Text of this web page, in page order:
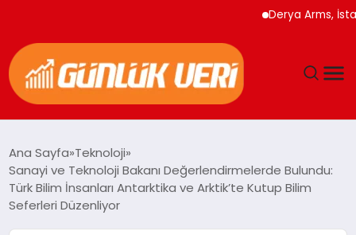
Derya Arms,
GÜNDEM
Ana Sayfa Teknoloji
Sanayi ve Teknoloji Bakanı Değerlendirmelerde Bulundu:
Türk Bilim İnsanları Antarktika ve Arktik’te Kutup Bilim
Seferleri Düzenliyor